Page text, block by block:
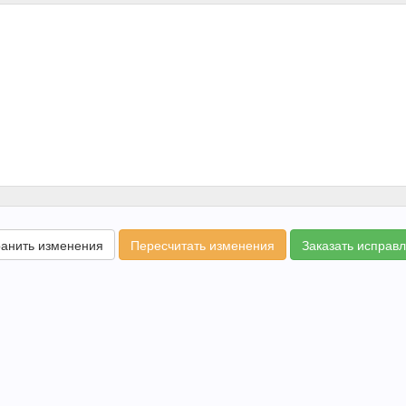
изменения Пересчитать изменения Заказать